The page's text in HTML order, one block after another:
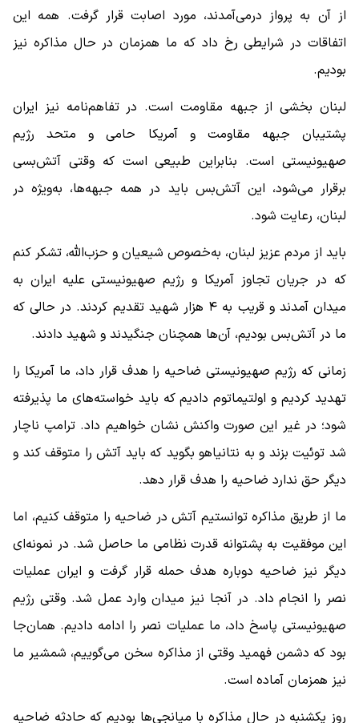
از آن به پرواز درمی‌آمدند، مورد اصابت قرار گرفت. همه این
اتفاقات در شرایطی رخ داد که ما همزمان در حال مذاکره نیز
بودیم.
لبنان بخشی از جبهه مقاومت است. در تفاهم‌نامه نیز ایران
پشتیبان جبهه مقاومت و آمریکا حامی و متحد رژیم
صهیونیستی است. بنابراین طبیعی است که وقتی آتش‌بسی
برقرار می‌شود، این آتش‌بس باید در همه جبهه‌ها، به‌ویژه در
لبنان، رعایت شود.
باید از مردم عزیز لبنان، به‌خصوص شیعیان و حزب‌الله، تشکر کنم
که در جریان تجاوز آمریکا و رژیم صهیونیستی علیه ایران به
میدان آمدند و قریب به ۴ هزار شهید تقدیم کردند. در حالی که
ما در آتش‌بس بودیم، آن‌ها همچنان جنگیدند و شهید دادند.
زمانی که رژیم صهیونیستی ضاحیه را هدف قرار داد، ما آمریکا را
تهدید کردیم و اولتیماتوم دادیم که باید خواسته‌های ما پذیرفته
شود؛ در غیر این صورت واکنش نشان خواهیم داد. ترامپ ناچار
شد توئیت بزند و به نتانیاهو بگوید که باید آتش را متوقف کند و
دیگر حق ندارد ضاحیه را هدف قرار دهد.
ما از طریق مذاکره توانستیم آتش در ضاحیه را متوقف کنیم، اما
این موفقیت به پشتوانه قدرت نظامی ما حاصل شد. در نمونه‌ای
دیگر نیز ضاحیه دوباره هدف حمله قرار گرفت و ایران عملیات
نصر را انجام داد. در آنجا نیز میدان وارد عمل شد. وقتی رژیم
صهیونیستی پاسخ داد، ما عملیات نصر را ادامه دادیم. همان‌جا
بود که دشمن فهمید وقتی از مذاکره سخن می‌گوییم، شمشیر ما
نیز همزمان آماده است.
روز یکشنبه در حال مذاکره با میانجی‌ها بودیم که حادثه ضاحیه